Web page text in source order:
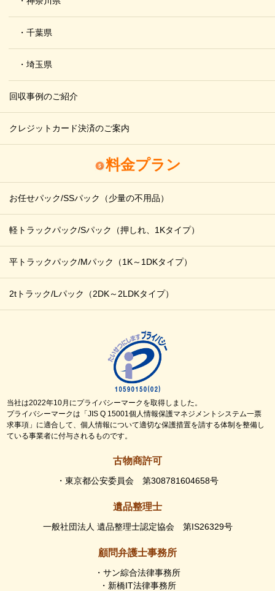
・千葉県
・埼玉県
回収事例のご紹介
クレジットカード決済のご案内
料金プラン
お任せパック/SSパック （少量の不用品）
軽トラックパック/Sパック （押しれ、1Kタイプ）
平トラックパック/Mパック （1K～1DKタイプ）
2tトラック/Lパック （2DK～2LDKタイプ）
当社は2022年10月にプライバシーマークを取得しました。
プライバシーマークは「JIS Q 15001個人情報保護マネジメントシステム一票
求事項」に適合して、個人情報について適切な保護措置を請する体制を整備し
ている事業者に付与されるものです。
古物商許可
・東京都公安委員会 第308781604658号
遺品整理士
一般社団法人 遺品整理士認定協会 第IS26329号
顧問弁護士事務所
・サン綜合法律事務所
・新橋IT法律事務所